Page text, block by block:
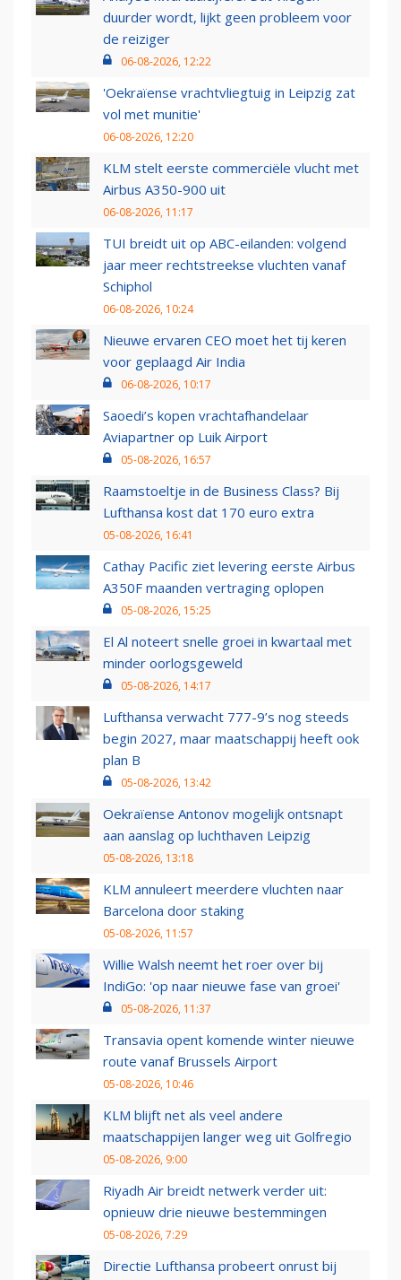
duurder wordt, lijkt geen probleem voor
de reiziger
06-08-2026, 12:22
'Oekraïense vrachtvliegtuig in Leipzig zat
vol met munitie'
06-08-2026, 12:20
KLM stelt eerste commerciële vlucht met
Airbus A350-900 uit
06-08-2026, 11:17
TUI breidt uit op ABC-eilanden: volgend
jaar meer rechtstreekse vluchten vanaf
Schiphol
06-08-2026, 10:24
Nieuwe ervaren CEO moet het tij keren
voor geplaagd Air India
06-08-2026, 10:17
Saoedi’s kopen vrachtafhandelaar
Aviapartner op Luik Airport
05-08-2026, 16:57
Raamstoeltje in de Business Class? Bij
Lufthansa kost dat 170 euro extra
05-08-2026, 16:41
Cathay Pacific ziet levering eerste Airbus
A350F maanden vertraging oplopen
05-08-2026, 15:25
El Al noteert snelle groei in kwartaal met
minder oorlogsgeweld
05-08-2026, 14:17
Lufthansa verwacht 777-9’s nog steeds
begin 2027, maar maatschappij heeft ook
plan B
05-08-2026, 13:42
Oekraïense Antonov mogelijk ontsnapt
aan aanslag op luchthaven Leipzig
05-08-2026, 13:18
KLM annuleert meerdere vluchten naar
Barcelona door staking
05-08-2026, 11:57
Willie Walsh neemt het roer over bij
IndiGo: 'op naar nieuwe fase van groei'
05-08-2026, 11:37
Transavia opent komende winter nieuwe
route vanaf Brussels Airport
05-08-2026, 10:46
KLM blijft net als veel andere
maatschappijen langer weg uit Golfregio
05-08-2026, 9:00
Riyadh Air breidt netwerk verder uit:
opnieuw drie nieuwe bestemmingen
05-08-2026, 7:29
Directie Lufthansa probeert onrust bij